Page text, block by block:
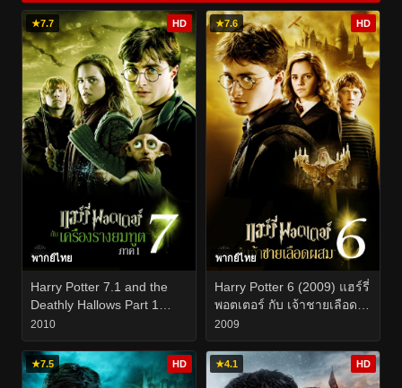
★7.7 HD
พากย์ไทย
Harry Potter 7.1 and the
Deathly Hallows Part 1
(2010) แฮร์รี่ พอตเตอร์ กับ
เครื่องรางยมทูต ภาค 1
2010
★7.6 HD
พากย์ไทย
Harry Potter 6 (2009) แฮร์รี่
พอตเตอร์ กับ เจ้าชายเลือด
ผสม
2009
★7.5 HD ★4.1 HD